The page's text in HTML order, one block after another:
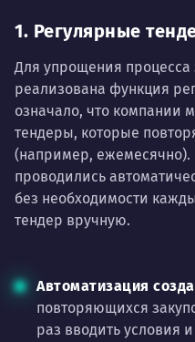
1. Регулярные
Для упрощения
реализована функция
означало, что компании
тендеры, которые
(например, ежемесячно).
проводились
без необходимости
тендер вручную.
Автоматизация
повторяющихся
раз вводить условия